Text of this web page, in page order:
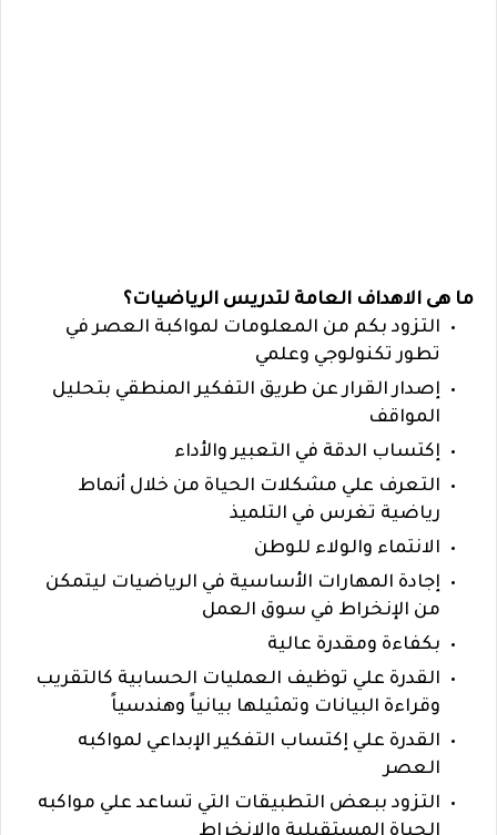
ما هى الاهداف العامة لتدريس الرياضيات؟
التزود بكم من المعلومات لمواكبة العصر في
تطور تكنولوجي وعلمي
إصدار القرار عن طريق التفكير المنطقي بتحليل
المواقف
إكتساب الدقة في التعبير والأداء
التعرف علي مشكلات الحياة من خلال أنماط
رياضية تغرس في التلميذ
الانتماء والولاء للوطن
إجادة المهارات الأساسية في الرياضيات ليتمكن
من الإنخراط في سوق العمل
بكفاءة ومقدرة عالية
القدرة علي توظيف العمليات الحسابية كالتقريب
وقراءة البيانات وتمثيلها بيانياً وهندسياً
القدرة علي إكتساب التفكير الإبداعي لمواكبه
العصر
التزود ببعض التطبيقات التي تساعد علي مواكبه